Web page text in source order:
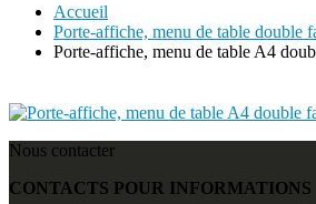
Accueil
Porte-affiche, menu de table double
Porte-affiche, menu de table A4
Nous contacter
CONTACTS POUR INFORMATIONS